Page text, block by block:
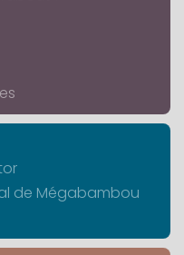
de Mégabambou